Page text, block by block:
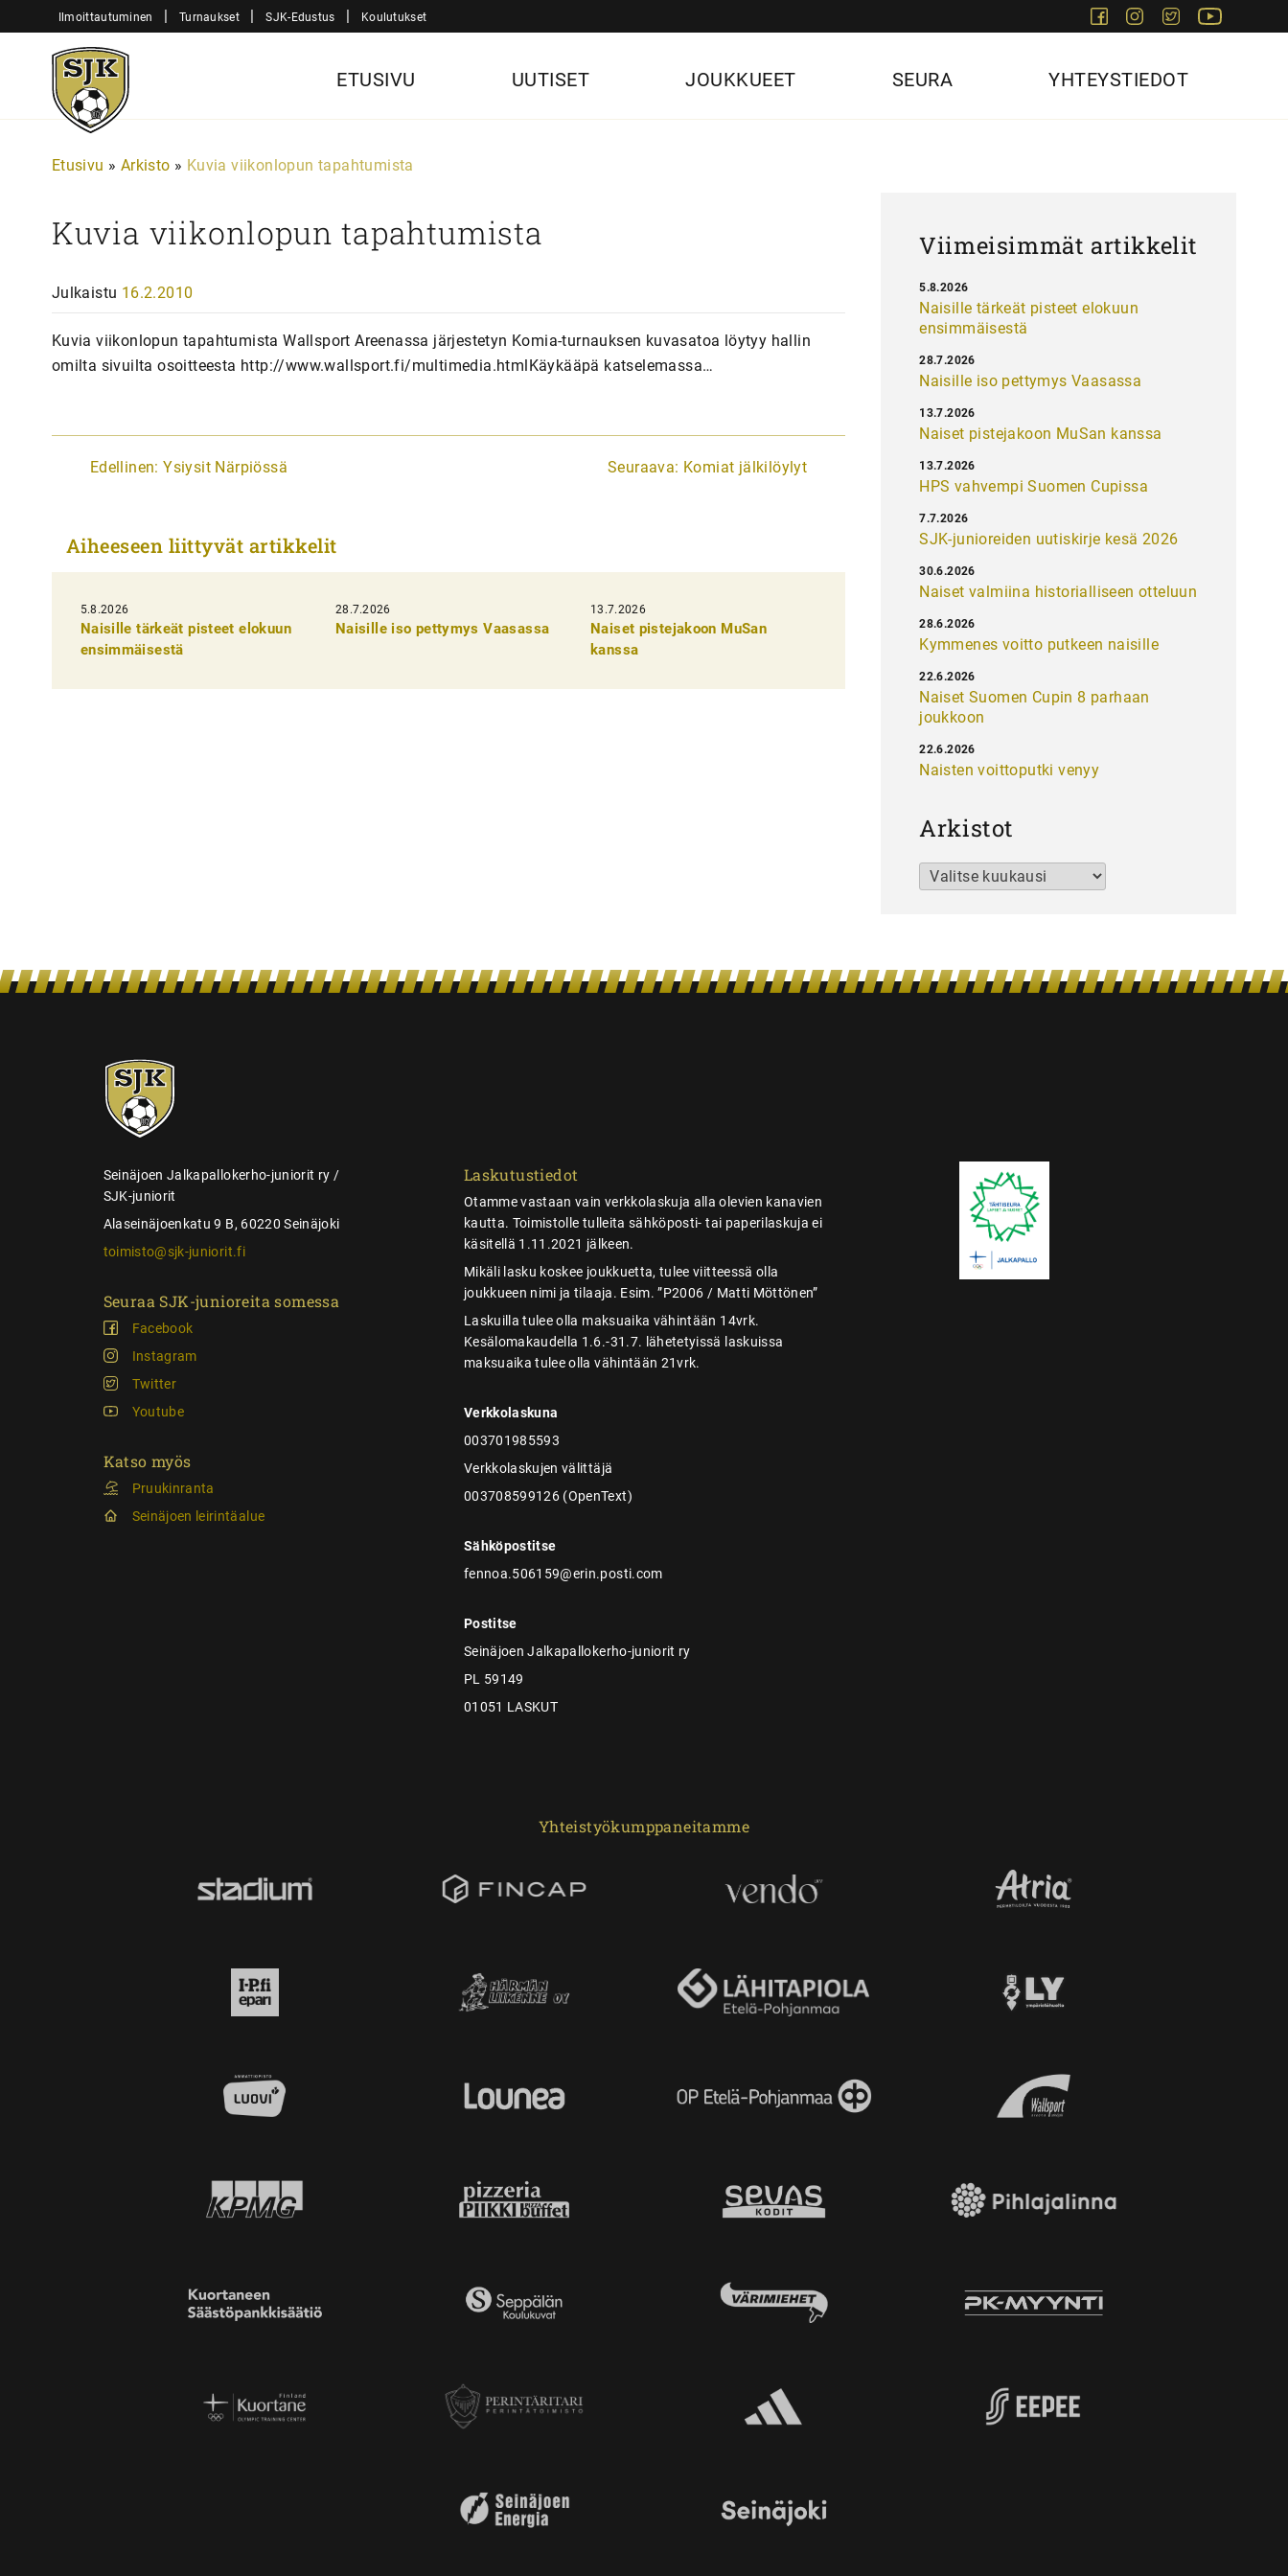
sisältöön
Ilmoittautuminen | Turnaukset | SJK-Edustus | Koulutukset FacebookInstagram
Twitter
Sjk-
Juniorit
ETUSIVU UUTISET JOUKKUEET SEURA YHTEYSTIEDOT
Etusivu » Arkisto » Kuvia viikonlopun tapahtumista
Kuvia viikonlopun tapahtumista
Julkaistu 16.2.2010
Kuvia viikonlopun tapahtumista Wallsport Areenassa järjestetyn Komia-turnauksen kuvasatoa löytyy hallin
omilta sivuilta osoitteesta http://www.wallsport.fi/multimedia.htmlKäykääpä katselemassa…
A
i
k
e
Edellinen: Ysiysit Närpiössä Seuraava: Komiat jälkilöylyt
Aiheeseen liittyvät artikkelit
5.8.2026
Naisille tärkeät pisteet elokuun
ensimmäisestä
28.7.2026
Naisille iso pettymys Vaasassa
13.7.2026
Naiset pistejakoon MuSan
kanssa
Viimeisimmät artikkelit
Naisille tärkeät pisteet elokuun
ensimmäisestä
5.8.2026
Naisille iso pettymys Vaasassa
28.7.2026
Naiset pistejakoon MuSan kanssa
13.7.2026
HPS vahvempi Suomen Cupissa
13.7.2026
SJK-junioreiden uutiskirje kesä 2026
7.7.2026
Naiset valmiina historialliseen otteluun
30.6.2026
Kymmenes voitto putkeen naisille
28.6.2026
Naiset Suomen Cupin 8 parhaan
joukkoon
22.6.2026
Naisten voittoputki venyy
22.6.2026
Arkistot
Arkistot
SJK-
juniorit
Seinäjoen Jalkapallokerho-juniorit ry /
SJK-juniorit
Alaseinäjoenkatu 9 B, 60220 Seinäjoki
toimisto@sjk-juniorit.fi
Seuraa SJK-junioreita somessa
Facebook
Instagram
Twitter
Youtube
Katso myös
Pruukinranta
Seinäjoen leirintäalue
Laskutustiedot
Otamme vastaan vain verkkolaskuja alla olevien kanavien
kautta. Toimistolle tulleita sähköposti- tai paperilaskuja ei
käsitellä 1.11.2021 jälkeen.
Mikäli lasku koskee joukkuetta, tulee viitteessä olla
joukkueen nimi ja tilaaja. Esim. ”P2006 / Matti Möttönen”
Laskuilla tulee olla maksuaika vähintään 14vrk.
Kesälomakaudella 1.6.-31.7. lähetetyissä laskuissa
maksuaika tulee olla vähintään 21vrk.
Verkkolaskuna
003701985593
Verkkolaskujen välittäjä
003708599126 (OpenText)
Sähköpostitse
fennoa.506159@erin.posti.com
Postitse
Seinäjoen Jalkapallokerho-juniorit ry
PL 59149
01051 LASKUT
Yhteistyökumppaneitamme